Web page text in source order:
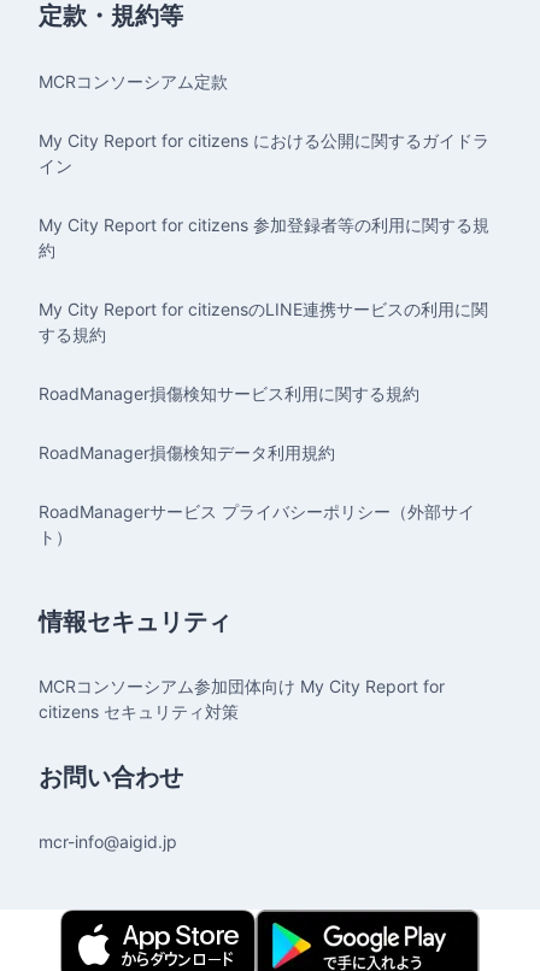
定款・規約等
MCRコンソーシアム定款
My City Report for citizens における公開に関するガイドラ
イン
My City Report for citizens 参加登録者等の利用に関する規
約
My City Report for citizensのLINE連携サービスの利用に関
する規約
RoadManager損傷検知サービス利用に関する規約
RoadManager損傷検知データ利用規約
RoadManagerサービス プライバシーポリシー（外部サイ
ト）
情報セキュリティ
MCRコンソーシアム参加団体向け My City Report for
citizens セキュリティ対策
お問い合わせ
mcr-info@aigid.jp